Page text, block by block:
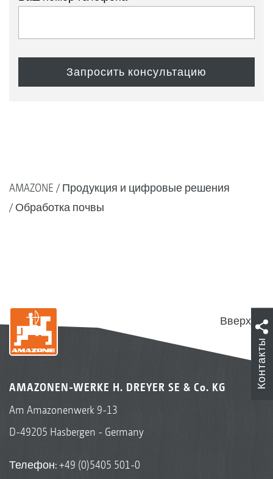
AMAZONE
Продукция и цифровые решения
Обработка почвы
Вверх
AMAZONEN-WERKE H. DREYER SE & Co. KG
Am Amazonenwerk 9-13
D-49205 Hasbergen - Germany
Телефон:+49 (0)5405 501-0
Контакты